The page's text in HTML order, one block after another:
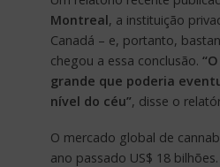
Montreal, a instituição
Canadá – e, portanto,
chegou a essa conclusão.
grande que poderia
nível do céu”, disse o
O mercado global de
ano passado US$ 18